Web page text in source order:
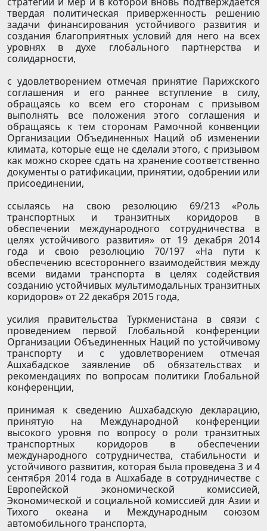
твердая политическая приверженность решению
задачи финансирования устойчивого развития и
создания благоприятных условий для него на всех
уровнях в духе глобального партнерства и
солидарности,
с удовлетворением отмечая принятие Парижского
соглашения и его раннее вступление в силу,
обращаясь ко всем его сторонам с призывом
выполнять все положения этого соглашения и
обращаясь к тем сторонам Рамочной конвенции
Организации Объединенных Наций об изменении
климата, которые еще не сделали этого, с призывом
как можно скорее сдать на хранение соответственно
документы о ратификации, принятии, одобрении или
присоединении,
ссылаясь на свою резолюцию 69/213 «Роль
транспортных и транзитных коридоров в
обеспечении международного сотрудничества в
целях устойчивого развития» от 19 декабря 2014
года и свою резолюцию 70/197 «На пути к
обеспечению всестороннего взаимодействия между
всеми видами транспорта в целях содействия
созданию устойчивых мультимодальных транзитных
коридоров» от 22 декабря 2015 года,
усилия правительства Туркменистана в связи с
проведением первой Глобальной конференции
Организации Объединенных Наций по устойчивому
транспорту и с удовлетворением отмечая
Ашхабадское заявление об обязательствах и
рекомендациях по вопросам политики Глобальной
конференции,
принимая к сведению Ашхабадскую декларацию,
принятую на Международной конференции
высокого уровня по вопросу о роли транзитных
транспортных коридоров в обеспечении
международного сотрудничества, стабильности и
устойчивого развития, которая была проведена 3 и 4
сентября 2014 года в Ашхабаде в сотрудничестве с
Европейской экономической комиссией,
Экономической и социальной комиссией для Азии и
Тихого океана и Международным союзом
автомобильного транспорта,